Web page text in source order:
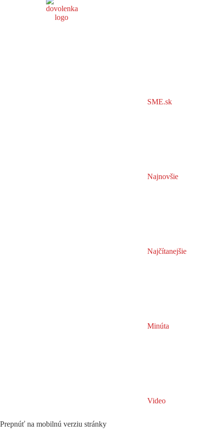
SME.sk
Najnovšie
Najčítanejšie
Minúta
Video
Prepnúť na mobilnú verziu stránky